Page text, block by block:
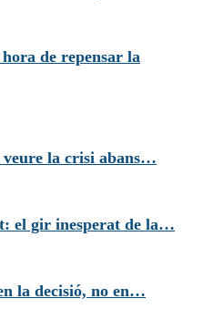
de repensar la
veure la crisi abans…
el gir inesperat de la…
la decisió, no en…